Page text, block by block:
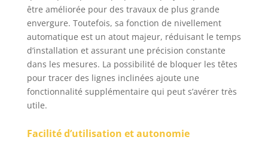
seule ligne laser, vous
pouvez facilement
choisir d'activer
désactiver n'importe
quelle ligne laser.
Télécommande et
rechargeable Avec la
télécommande, votre
rapide. La charge de
être améliorée pour des travaux de plus grande
envergure. Toutefois, sa fonction de nivellement
automatique est un atout majeur, réduisant le temps
d’installation et assurant une précision constante
dans les mesures. La possibilité de bloquer les têtes
pour tracer des lignes inclinées ajoute une
fonctionnalité supplémentaire qui peut s’avérer très
utile.
Facilité d’utilisation et autonomie